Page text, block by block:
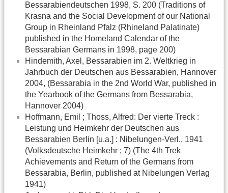
Bessarabiendeutschen 1998, S. 200 (Traditions of
Krasna and the Social Development of our National
Group in Rheinland Pfalz (Rhineland Palatinate)
published in the Homeland Calendar of the
Bessarabian Germans in 1998, page 200)
Hindemith, Axel, Bessarabien im 2. Weltkrieg in
Jahrbuch der Deutschen aus Bessarabien, Hannover
2004, (Bessarabia in the 2nd World War, published in
the Yearbook of the Germans from Bessarabia,
Hannover 2004)
Hoffmann, Emil ; Thoss, Alfred: Der vierte Treck :
Leistung und Heimkehr der Deutschen aus
Bessarabien Berlin [u.a.] : Nibelungen-Verl., 1941
(Volksdeutsche Heimkehr ; 7) (The 4th Trek
Achievements and Return of the Germans from
Bessarabia, Berlin, published at Nibelungen Verlag
1941)